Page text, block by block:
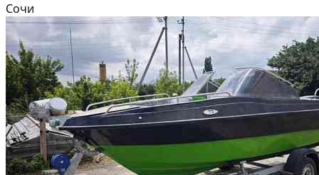
решение для любых водных приключений! Эта лодка - настоящая
находка для тех, кто ценит надежность,...
Сочи